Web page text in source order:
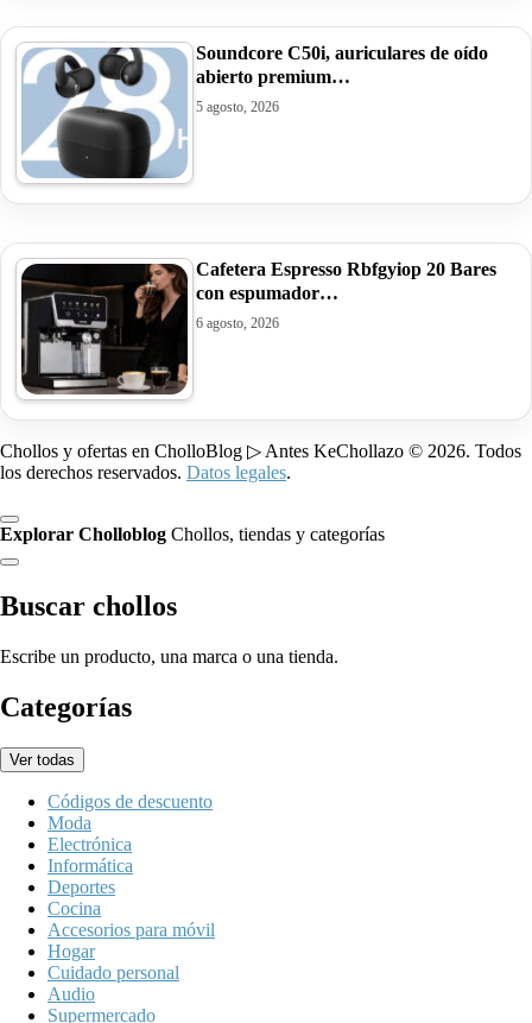
Soundcore C50i, auriculares de oído
abierto premium…
5 agosto, 2026
Cafetera Espresso Rbfgyiop 20 Bares
con espumador…
6 agosto, 2026
Chollos y ofertas en CholloBlog ▷ Antes KeChollazo © 2026. Todos
los derechos reservados. Datos legales.
Explorar Cholloblog Chollos, tiendas y categorías
Buscar chollos
Escribe un producto, una marca o una tienda.
Categorías
Ver todas
Códigos de descuento
Moda
Electrónica
Informática
Deportes
Cocina
Accesorios para móvil
Hogar
Cuidado personal
Audio
Supermercado